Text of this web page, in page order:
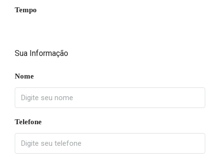
Tempo
Sua Informação
Nome
Telefone